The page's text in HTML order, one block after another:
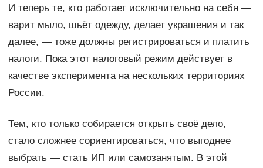
И теперь те, кто работает исключительно на себя —
варит мыло, шьёт одежду, делает украшения и так
далее, — тоже должны регистрироваться и платить
налоги. Пока этот налоговый режим действует в
качестве эксперимента на нескольких территориях
России.
Тем, кто только собирается открыть своё дело,
стало сложнее сориентироваться, что выгоднее
выбрать — стать ИП или самозанятым. В этой